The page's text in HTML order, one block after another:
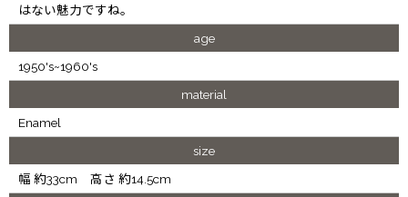
はない魅力ですね。
age
1950's~1960's
material
Enamel
size
幅 約33cm 高さ 約14.5cm